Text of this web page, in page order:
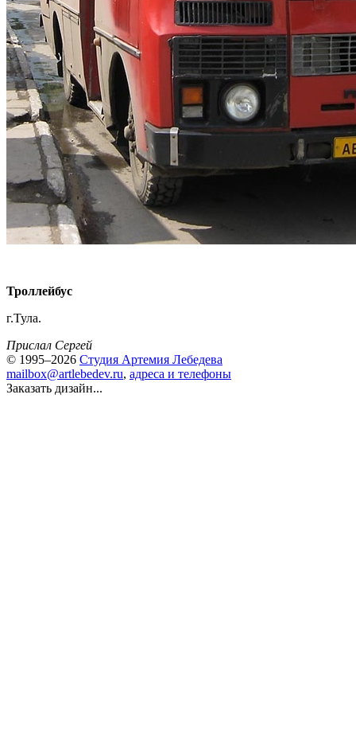
Троллейбус
г.Тула.
Прислал Сергей
© 1995–2026 Студия Артемия Лебедева
mailbox@artlebedev.ru, адреса и телефоны
Заказать дизайн...